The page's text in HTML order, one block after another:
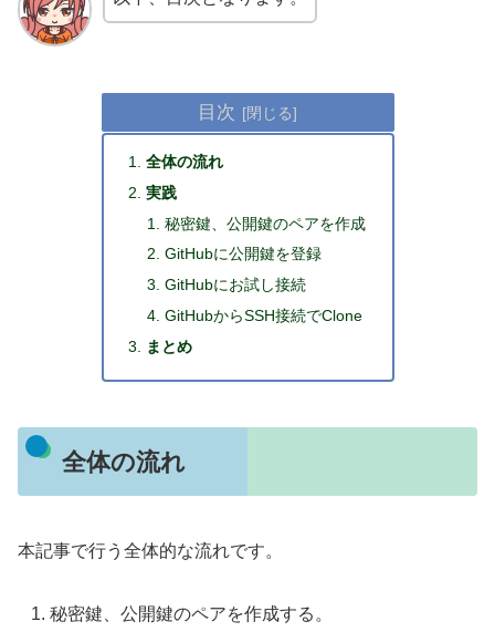
目次
全体の流れ
実践
秘密鍵、公開鍵のペアを作成
GitHubに公開鍵を登録
GitHubにお試し接続
GitHubからSSH接続でClone
まとめ
全体の流れ
本記事で行う全体的な流れです。
秘密鍵、公開鍵のペアを作成する。